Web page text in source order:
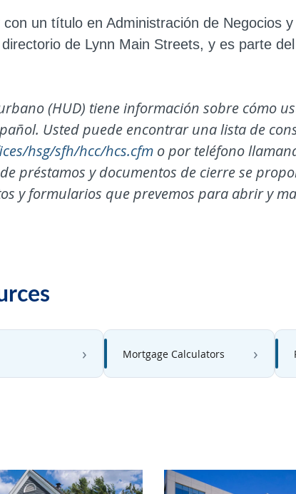
un título en Administración de Negocios
de Lynn Main Streets, y es parte
(HUD) tiene información sobre cómo
Usted puede encontrar una lista de
hsg/sfh/hcc/hcs.cfm o por teléfono
préstamos y documentos de cierre se
y formularios que prevemos para abrir y
Mortgage Calculators